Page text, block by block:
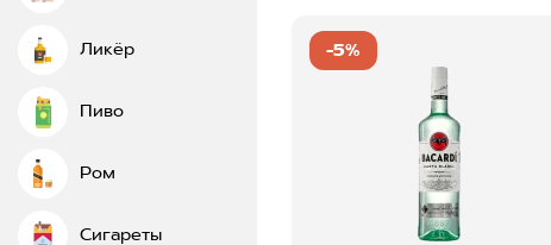
Ликёр
Пиво
Ром
Сигареты
-5%